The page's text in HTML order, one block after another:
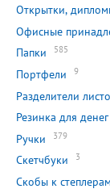
Открытки,
Офисные
Папки 585
Портфели 9
Разделители
Резинка для денег
Ручки 379
Скетчбуки 3
Скобы к степлерам